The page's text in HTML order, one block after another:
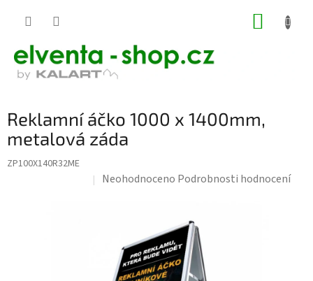
Reklamní áčko 1000 x 1400mm,
metalová záda
ZP100X140R32ME
Průměrné
Neohodnoceno Podrobnosti hodnocení